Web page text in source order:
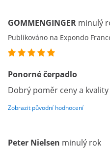
GOMMENGINGER minulý
Publikováno na Expondo
Ponorné čerpadlo
Dobrý poměr ceny a kvality
Zobrazit původní hodnocení
Peter Nielsen minulý rok